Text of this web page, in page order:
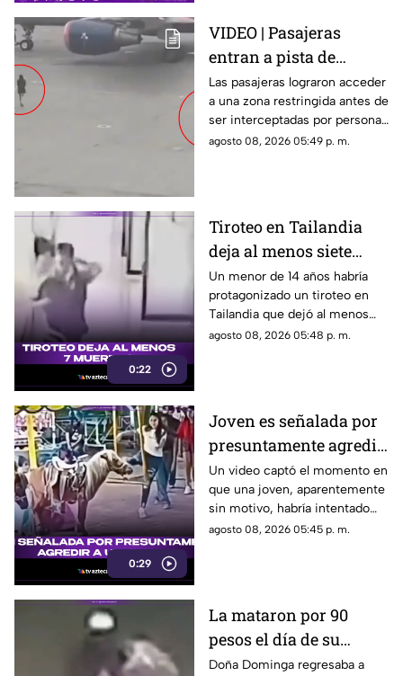
VIDEO | Pasajeras
entran a pista de
aeropuerto tras perder
su vuelo; autoridades
logran detenerlas
Las pasajeras lograron acceder
a una zona restringida antes de
ser interceptadas por personal
del aeropuerto.
agosto 08, 2026 05:49 p. m.
0:22
Tiroteo en Tailandia
deja al menos siete
muertos
Un menor de 14 años habría
protagonizado un tiroteo en
Tailandia que dejó al menos
siete personas muertas, entre
agosto 08, 2026 05:48 p. m.
0:29
Joven es señalada por
presuntamente agredir
a un pony en feria de
Pueblo Mágico
Un video captó el momento en
que una joven, aparentemente
sin motivo, habría intentado
agredir a un pequeño pony.
agosto 08, 2026 05:45 p. m.
La mataron por 90
pesos el día de su
cumpleaños; Este es el
Doña Dominga regresaba a